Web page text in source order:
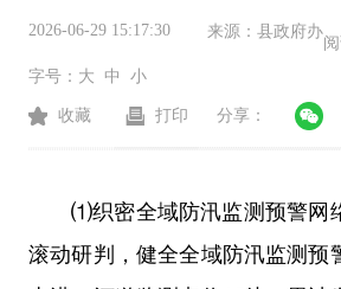
2026-06-29 15:17:30 来源： 县政府办
字号： 大 中 小
收藏 打印 分享：
⑴织密全域防汛监测预警网
滚动研判，健全全域防汛监测预